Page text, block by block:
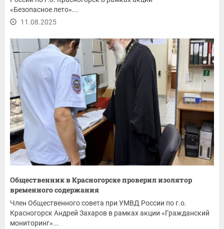
«Безопасное лето»...
11.08.2025
Общественник в Красногорске проверил изолятор
временного содержания
Член Общественного совета при УМВД России по г.о.
Красногорск Андрей Захаров в рамках акции «Гражданский
мониторинг»...